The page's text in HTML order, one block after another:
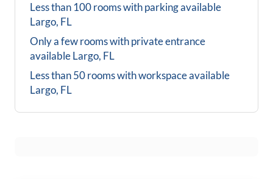
Less than 100 rooms with parking available
Largo, FL
Only a few rooms with private entrance
availableLargo, FL
Less than 50 rooms with workspace available
Largo, FL